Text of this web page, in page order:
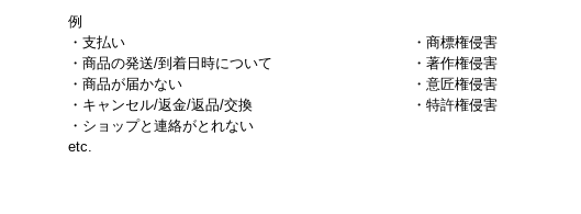
例
・支払い
・商品の発送/到着日時について
・商品が届かない
・キャンセル/返金/返品/交換
・ショップと連絡がとれない
etc.
・商標権侵害
・著作権侵害
・意匠権侵害
・特許権侵害